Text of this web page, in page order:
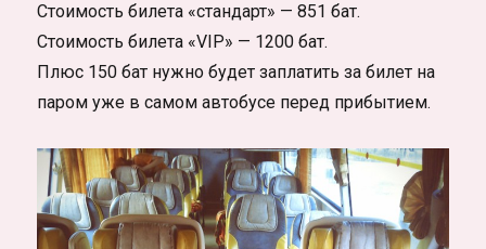
Стоимость билета «стандарт» — 851 бат.
Стоимость билета «VIP» — 1200 бат.
Плюс 150 бат нужно будет заплатить за билет на
паром уже в самом автобусе перед прибытием.